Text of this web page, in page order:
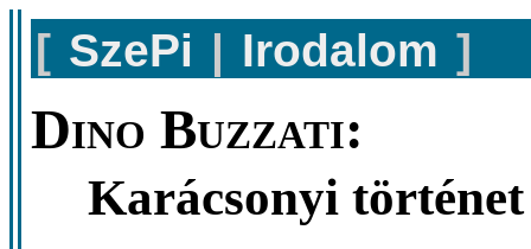
[ SzePi | Irodalom ]
Dino Buzzati:
Karácsonyi történet